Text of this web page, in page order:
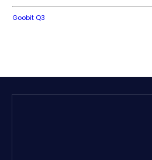
Goobit Q3